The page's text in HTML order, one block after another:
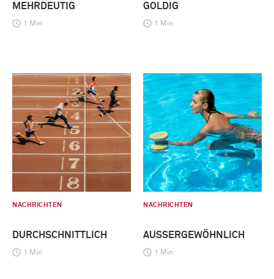
MEHRDEUTIG
1 Min
GOLDIG
1 Min
NACHRICHTEN
DURCHSCHNITTLICH
1 Min
NACHRICHTEN
AUSSERGEWÖHNLICH
1 Min